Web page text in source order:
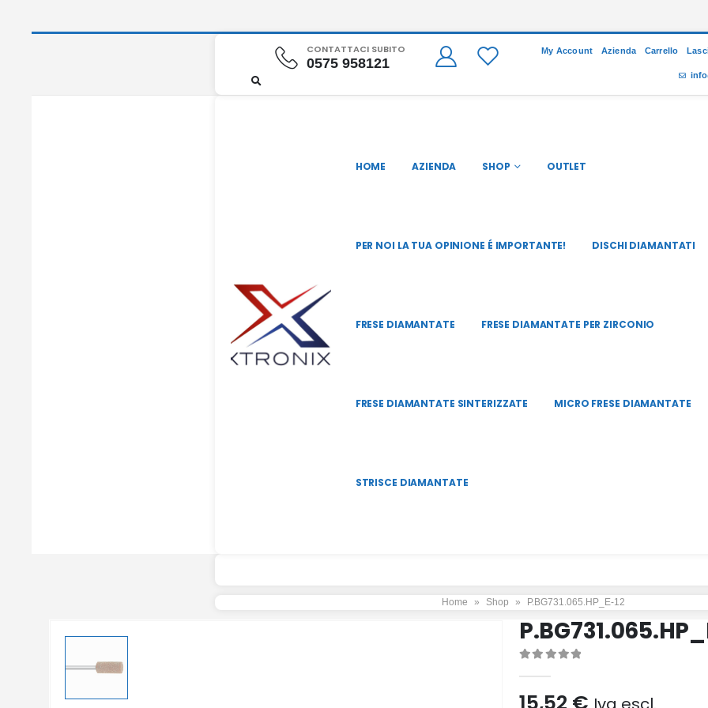
CONTATTACI SUBITO
0575 958121
My Account Azienda Carrello
HOME AZIENDA SHOP OUTLET
PER NOI LA TUA OPINIONE É IMPORTANTE! DISCHI DIAMANTATI
FRESE DIAMANTATE FRESE DIAMANTATE PER ZIRCONIO
FRESE DIAMANTATE SINTERIZZATE MICRO FRESE DIAMANTATE
STRISCE DIAMANTATE
Home » Shop » P.BG731.065.HP_E-12